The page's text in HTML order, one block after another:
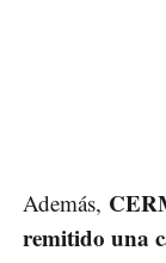
Además,
remitido una